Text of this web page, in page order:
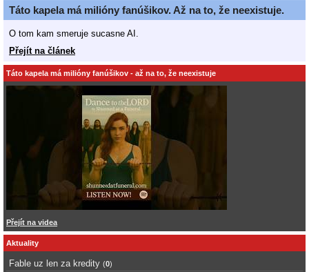
Táto kapela má milióny fanúšikov. Až na to, že neexistuje.
O tom kam smeruje sucasne AI.
Přejít na článek
Táto kapela má milióny fanúšikov - až na to, že neexistuje
Přejít na videa
Aktuality
Fable uz len za kredity (0)